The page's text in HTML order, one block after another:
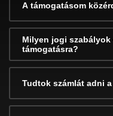
A támogatásom
Milyen jogi
támogatásra?
Tudtok számlát adni